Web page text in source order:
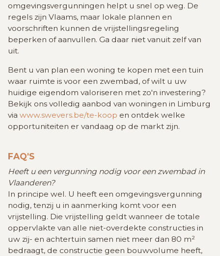
omgevingsvergunningen helpt u snel op weg. De
regels zijn Vlaams, maar lokale plannen en
voorschriften kunnen de vrijstellingsregeling
beperken of aanvullen. Ga daar niet vanuit zelf van
uit.
Bent u van plan een woning te kopen met een tuin
waar ruimte is voor een zwembad, of wilt u uw
huidige eigendom valoriseren met zo'n investering?
Bekijk ons volledig aanbod van woningen in Limburg
via www.swevers.be/te-koop en ontdek welke
opportuniteiten er vandaag op de markt zijn.
FAQ'S
Heeft u een vergunning nodig voor een zwembad in
Vlaanderen?
In principe wel. U heeft een omgevingsvergunning
nodig, tenzij u in aanmerking komt voor een
vrijstelling. Die vrijstelling geldt wanneer de totale
oppervlakte van alle niet-overdekte constructies in
uw zij- en achtertuin samen niet meer dan 80 m²
bedraagt, de constructie geen bouwvolume heeft,